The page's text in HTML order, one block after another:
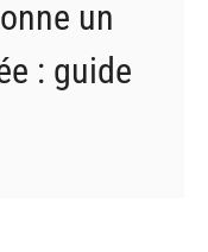
un
: guide